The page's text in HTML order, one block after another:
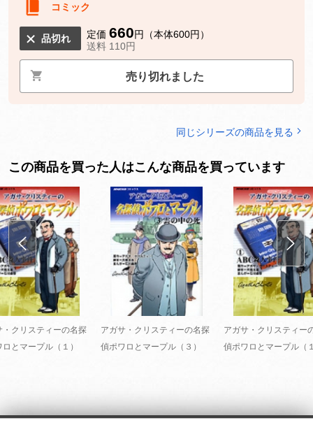
コミック
品切れ 定価 660円（本体600円）
送料 110円
売り切れました
同じシリーズの商品を見る
この商品を買った人はこんな商品を買っています
・クリスティーの名探
とマープル（１）
アガサ・クリスティーの名探
偵ポワロとマープル（３）
アガサ・クリスティー
偵ポワロとマープル（